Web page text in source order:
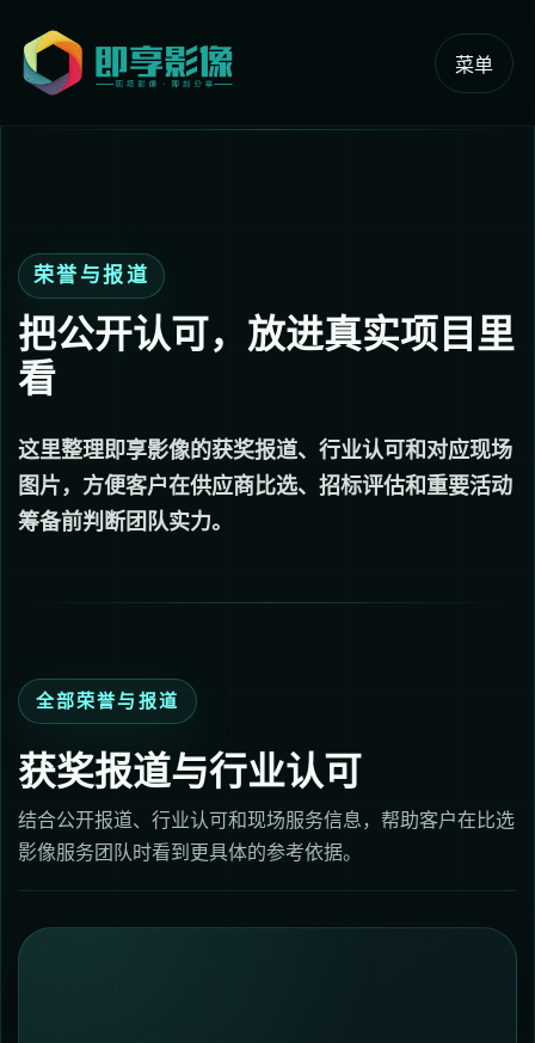
菜单
荣誉与报道
把公开认可，放进真实项目里
看
这里整理即享影像的获奖报道、行业认可和对应现场
图片，方便客户在供应商比选、招标评估和重要活动
筹备前判断团队实力。
全部荣誉与报道
获奖报道与行业认可
结合公开报道、行业认可和现场服务信息，帮助客户在比选
影像服务团队时看到更具体的参考依据。